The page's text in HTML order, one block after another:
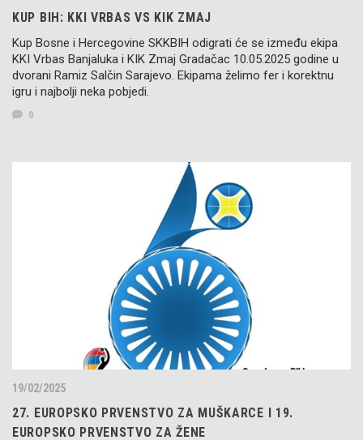
KUP BIH: KKI VRBAS VS KIK ZMAJ
Kup Bosne i Hercegovine SKKBIH odigrati će se između ekipa
KKI Vrbas Banjaluka i KIK Zmaj Gradačac 10.05.2025 godine u
dvorani Ramiz Salčin Sarajevo. Ekipama želimo fer i korektnu
igru i najbolji neka pobjedi.
0
19/02/2025
27. EUROPSKO PRVENSTVO ZA MUŠKARCE I 19.
EUROPSKO PRVENSTVO ZA ŽENE